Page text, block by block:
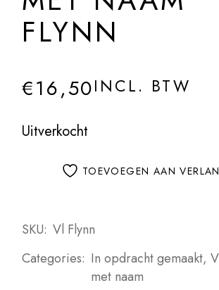
FLYNN
€16,50INCL. BTW
Uitverkocht
TOEVOEGEN AAN
SKU: Vl Flynn
Categories: In opdracht gemaakt,
met naam